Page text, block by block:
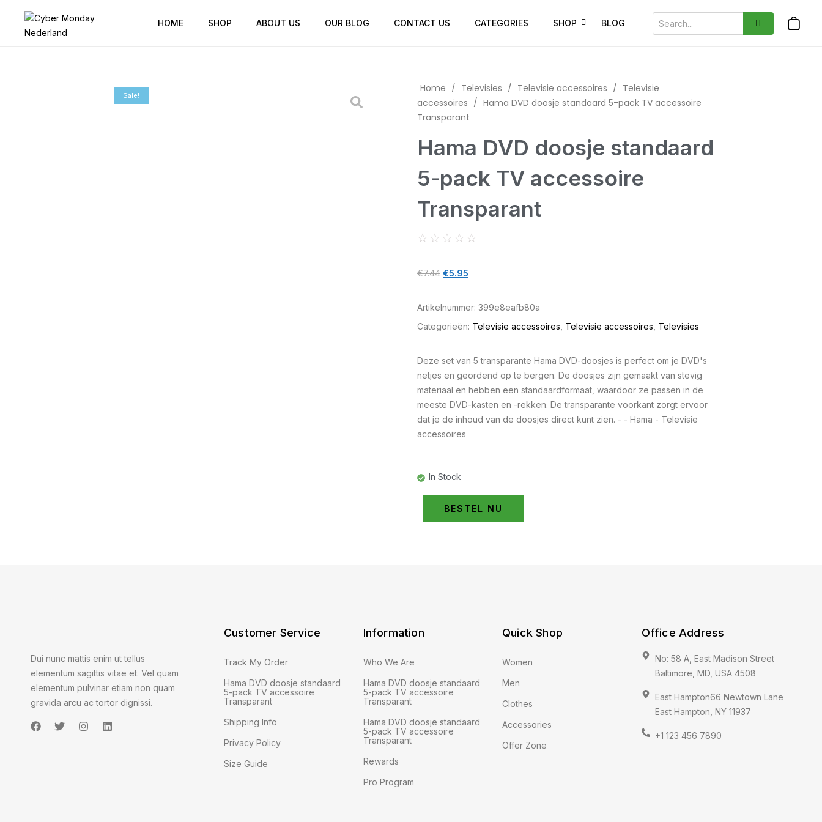
HOME SHOP ABOUT US OUR BLOG CONTACT US CATEGORIES SHOP BLOG
Sale!
Home / Televisies / Televisie accessoires / Televisie
accessoires / Hama DVD doosje standaard 5-pack TV accessoire
Transparant
Hama DVD doosje standaard
5-pack TV accessoire
Transparant
☆ ☆ ☆ ☆ ☆
€7.44 €5.95
Artikelnummer: 399e8eafb80a
Categorieën: Televisie accessoires Televisie accessoires Televisies
Deze set van 5 transparante Hama DVD-doosjes is perfect om je DVD's
netjes en geordend op te bergen. De doosjes zijn gemaakt van stevig
materiaal en hebben een standaardformaat, waardoor ze passen in de
meeste DVD-kasten en -rekken. De transparante voorkant zorgt ervoor
dat je de inhoud van de doosjes direct kunt zien. - - Hama - Televisie
accessoires
In Stock
BESTEL NU
Dui nunc mattis enim ut tellus
elementum sagittis vitae et. Vel quam
elementum pulvinar etiam non quam
gravida arcu ac tortor dignissi.
Customer Service
Track My Order
Hama DVD doosje standaard
5-pack TV accessoire
Transparant
Shipping Info
Privacy Policy
Size Guide
Information
Who We Are
Hama DVD doosje standaard
5-pack TV accessoire
Transparant
Hama DVD doosje standaard
5-pack TV accessoire
Transparant
Rewards
Pro Program
Quick Shop
Women
Men
Clothes
Accessories
Offer Zone
Office Address
No: 58 A, East Madison Street
Baltimore, MD, USA 4508
East Hampton66 Newtown Lane
East Hampton, NY 11937
+1 123 456 7890